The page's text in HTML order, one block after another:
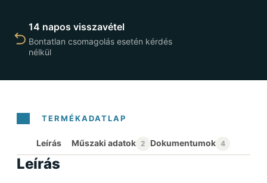
14 napos visszavétel
Bontatlan csomagolás esetén kérdés
nélkül
Leírás
Leírás